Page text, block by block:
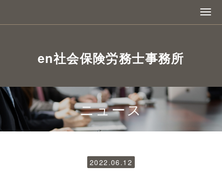
en社会保険労務士事務所
ニュース
2022.06.12